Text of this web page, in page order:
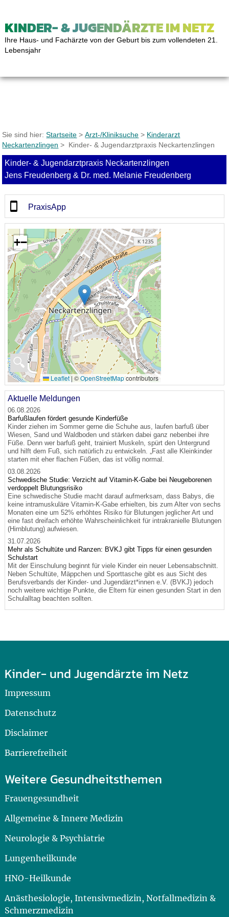
KINDER- & JUGENDÄRZTE IM NETZ
Ihre Haus- und Fachärzte von der Geburt bis zum vollendeten 21.
Lebensjahr
Sie sind hier:Startseite >Arzt-/Kliniksuche > Kinderarzt
Neckartenzlingen > Kinder- & Jugendarztpraxis Neckartenzlingen
Kinder- & Jugendarztpraxis Neckartenzlingen
Jens Freudenberg & Dr. med. Melanie Freudenberg
PraxisApp
🔍
+−
Leaflet | ©OpenStreetMapcontributors
Aktuelle Meldungen
06.08.2026
Barfußlaufen fördert gesunde Kinderfüße
Kinder ziehen im Sommer gerne die Schuhe aus, laufen barfuß über
Wiesen, Sand und Waldboden und stärken dabei ganz nebenbei ihre
Füße. Denn wer barfuß geht, trainiert Muskeln, spürt den Untergrund
und hilft dem Fuß, sich natürlich zu entwickeln. „Fast alle Kleinkinder
starten mit eher flachen Füßen, das ist völlig normal.
03.08.2026
Schwedische Studie: Verzicht auf Vitamin-K-Gabe bei Neugeborenen
verdoppelt Blutungsrisiko
Eine schwedische Studie macht darauf aufmerksam, dass Babys, die
keine intramuskuläre Vitamin-K-Gabe erhielten, bis zum Alter von sechs
Monaten eine um 52% erhöhtes Risiko für Blutungen jeglicher Art und
eine fast dreifach erhöhte Wahrscheinlichkeit für intrakranielle Blutungen
(Hirnblutung) aufwiesen.
31.07.2026
Mehr als Schultüte und Ranzen: BVKJ gibt Tipps für einen gesunden
Schulstart
Mit der Einschulung beginnt für viele Kinder ein neuer Lebensabschnitt.
Neben Schultüte, Mäppchen und Sporttasche gibt es aus Sicht des
Berufsverbands der Kinder- und Jugendärzt*innen e.V. (BVKJ) jedoch
noch weitere wichtige Punkte, die Eltern für einen gesunden Start in den
Schulalltag beachten sollten.
Kinder- und Jugendärzte im Netz
Impressum
Datenschutz
Disclaimer
Barrierefreiheit
Weitere Gesundheitsthemen
Frauengesundheit
Allgemeine & Innere Medizin
Neurologie & Psychiatrie
Lungenheilkunde
HNO-Heilkunde
Anästhesiologie, Intensivmedizin, Notfallmedizin &
Schmerzmedizin